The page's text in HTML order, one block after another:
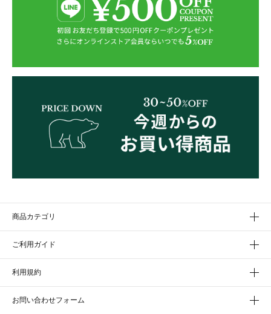
商品カテゴリ
ご利用ガイド
利用規約
お問い合わせフォーム